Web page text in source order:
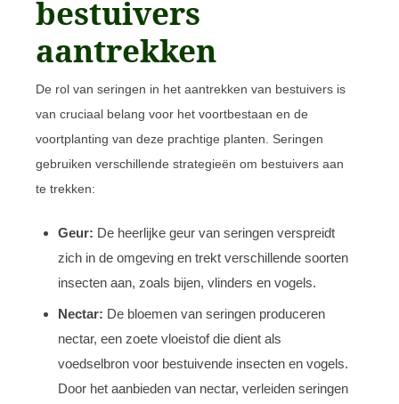
bestuivers
aantrekken
De rol van seringen in het aantrekken van bestuivers is
van cruciaal belang voor het voortbestaan en de
voortplanting van deze prachtige planten. Seringen
gebruiken verschillende strategieën om bestuivers aan
te trekken:
Geur: De heerlijke geur van seringen verspreidt
zich in de omgeving en trekt verschillende soorten
insecten aan, zoals bijen, vlinders en vogels.
Nectar: De bloemen van seringen produceren
nectar, een zoete vloeistof die dient als
voedselbron voor bestuivende insecten en vogels.
Door het aanbieden van nectar, verleiden seringen